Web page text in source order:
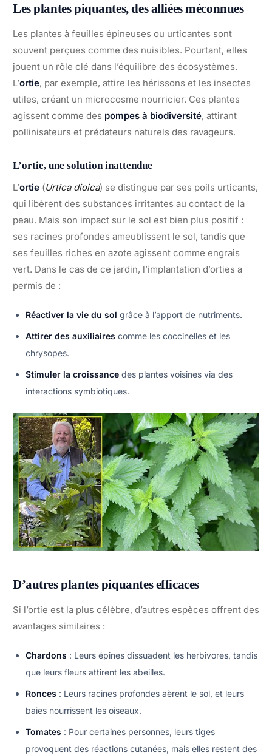
Les plantes piquantes, des alliées méconnues
Les plantes à feuilles épineuses ou urticantes sont
souvent perçues comme des nuisibles. Pourtant, elles
jouent un rôle clé dans l’équilibre des écosystèmes.
L’ortie, par exemple, attire les hérissons et les insectes
utiles, créant un microcosme nourricier. Ces plantes
agissent comme des pompes à biodiversité, attirant
pollinisateurs et prédateurs naturels des ravageurs.
L’ortie, une solution inattendue
L’ortie (Urtica dioica) se distingue par ses poils urticants,
qui libèrent des substances irritantes au contact de la
peau. Mais son impact sur le sol est bien plus positif :
ses racines profondes ameublissent le sol, tandis que
ses feuilles riches en azote agissent comme engrais
vert. Dans le cas de ce jardin, l’implantation d’orties a
permis de :
Réactiver la vie du sol grâce à l’apport de nutriments.
Attirer des auxiliaires comme les coccinelles et les
chrysopes.
Stimuler la croissance des plantes voisines via des
interactions symbiotiques.
D’autres plantes piquantes efficaces
Si l’ortie est la plus célèbre, d’autres espèces offrent des
avantages similaires :
Chardons : Leurs épines dissuadent les herbivores, tandis
que leurs fleurs attirent les abeilles.
Ronces : Leurs racines profondes aèrent le sol, et leurs
baies nourrissent les oiseaux.
Tomates : Pour certaines personnes, leurs tiges
provoquent des réactions cutanées, mais elles restent des